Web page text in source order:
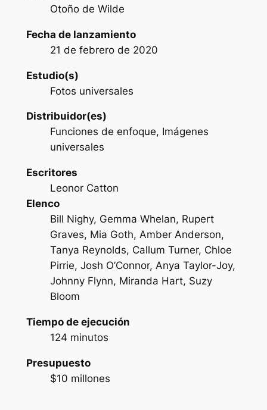
Otoño de Wilde
Fecha de lanzamiento
21 de febrero de 2020
Estudio(s)
Fotos universales
Distribuidor(es)
Funciones de enfoque, Imágenes
universales
Escritores
Leonor Catton
Elenco
Bill Nighy, Gemma Whelan, Rupert
Graves, Mia Goth, Amber Anderson,
Tanya Reynolds, Callum Turner, Chloe
Pirrie, Josh O’Connor, Anya Taylor-Joy,
Johnny Flynn, Miranda Hart, Suzy
Bloom
Tiempo de ejecución
124 minutos
Presupuesto
$10 millones